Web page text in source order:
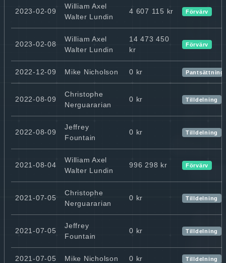
2023-02-09
William Axel
Walter Lundin
4 607 115 kr Förvärv
2023-02-08
William Axel
Walter Lundin
14 473 450
kr
Förvärv
2022-12-09 Mike Nicholson 0 kr Pantsättning
2022-08-09
Christophe
Nerguararian
0 kr Tilldelning
2022-08-09
Jeffrey
Fountain
0 kr Tilldelning
2021-08-04
William Axel
Walter Lundin
996 298 kr Förvärv
2021-07-05
Christophe
Nerguararian
0 kr Tilldelning
2021-07-05
Jeffrey
Fountain
0 kr Tilldelning
2021-07-05 Mike Nicholson 0 kr Tilldelning